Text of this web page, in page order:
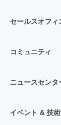
セールスオフ
コミュニティ
ニュースセンタ
イベント & 技